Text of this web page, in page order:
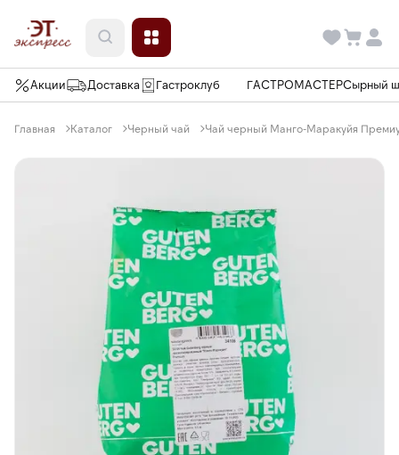
Акции Доставка Гастроклуб ГАСТРОМАСТЕРСырный
Главная Каталог Черный чай Чай черный Манго-Маракуйя